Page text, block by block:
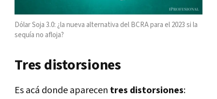
Dólar Soja 3.0: ¿la nueva alternativa del BCRA para el 2023 si la
sequía no afloja?
Tres distorsiones
Es acá donde aparecen tres distorsiones: